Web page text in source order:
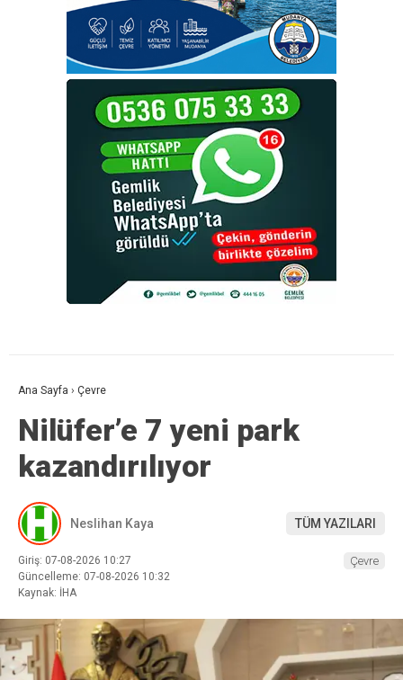
Ana Sayfa › Çevre
Nilüfer’e 7 yeni park
kazandırılıyor
Neslihan Kaya TÜM YAZILARI
Giriş: 07-08-2026 10:27
Güncelleme: 07-08-2026 10:32
Kaynak: İHA
Çevre